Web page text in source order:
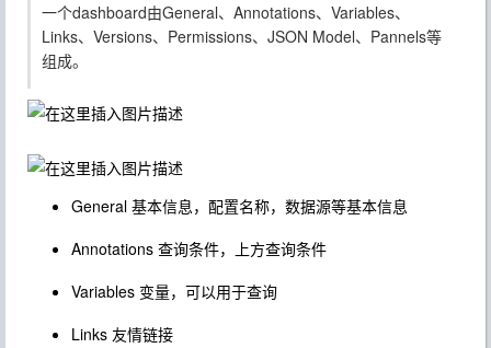
一个dashboard由General、Annotations、Variables、
Links、Versions、Permissions、JSON Model、Pannels等
组成。
General 基本信息，配置名称，数据源等基本信息
Annotations 查询条件，上方查询条件
Variables 变量，可以用于查询
Links 友情链接